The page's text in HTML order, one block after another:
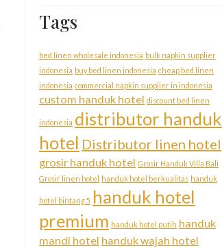
Tags
bed linen wholesale indonesia bulk napkin supplier
indonesia buy bed linen indonesia cheap bed linen
indonesia commercial napkin supplier in indonesia
custom handuk hotel discount bed linen
indonesia distributor handuk
hotel Distributor linen hotel
grosir handuk hotel Grosir Handuk Villa Bali
Grosir linen hotel
handuk hotel berkualitas handuk
hotel bintang 5 handuk hotel
premium handuk hotel putih handuk
mandi hotel handuk wajah hotel